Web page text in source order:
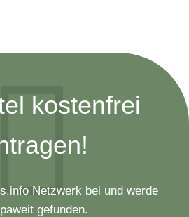
kostenfrei
Netzwerk bei und werde
gefunden.